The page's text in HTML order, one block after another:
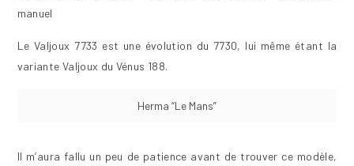
manuel
Le Valjoux 7733 est une évolution du 7730, lui même étant la
variante Valjoux du Vénus 188.
Herma “Le Mans”
Il m’aura fallu un peu de patience avant de trouver ce modèle,